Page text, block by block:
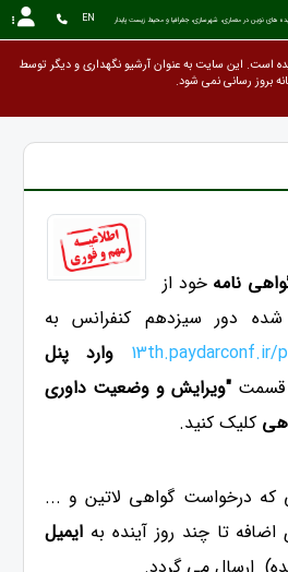
های نوین در معماری، شهرسازی، جغرافیا و محیط زیست پایدار EN
است. این سایت به عنوان آرشیو نگهداری و دیگر توسط
بروز رسانی نم
نامه خود از
دور سیزدهم کنفرانس به
13th.paydarconf.ir/
وارد پنل
قسمت"ویرایش و وضعیت داوری
کلیک کنید.
که درخواست گواهی لاتین و ...
تا چند روز آینده بهایمیل